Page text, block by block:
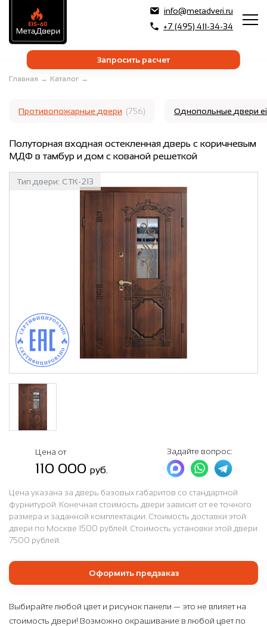
info@metadveri.ru
+7 (495) 411-34-34
Запросить расчет
Главная → Каталог →
Противопожарные двери (756) Однопольные двери
Полуторная входная остекленная дверь с коричневым
МДФ в тамбур и дом с кованой решеткой
Тип двери: СТК-213
Цена от
110 000 руб.
Задайте вопрос:
Цена указана за дверь базовых габаритов со стандартной
фурнитурой. Конечная стоимость двери зависит от ее точного
размера и заданной комплектации. Стоимость доставки этой
двери по Москве 1500 рублей. Стоимость установки этой двери
7500 рублей.
Оформить предзаказ
Выбирайте любой цвет и рисунок панели — это не влияет на
стоимость двери! Возможно окрашивание в любой цвет по